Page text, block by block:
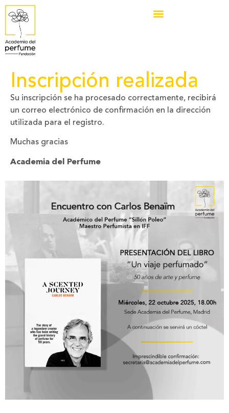
Inscripción realizada
Su inscripción se ha procesado correctamente, recibirá
un correo electrónico de confirmación en la dirección
utilizada para el registro.
Muchas gracias
Academia del Perfume